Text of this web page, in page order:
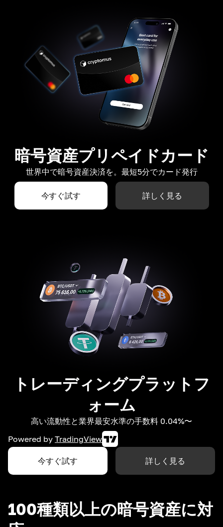
暗号資産プリペイドカード
世界中で暗号資産決済を。最短5分でカード発行
今すぐ試す 詳しく見る
トレーディングプラットフ
ォーム
高い流動性と業界最安水準の手数料 0.04%〜
Powered by TradingView
今すぐ試す 詳しく見る
100種類以上の暗号資産に対